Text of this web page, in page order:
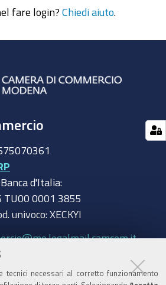
tecnici necessari al corretto funzionamento
fare login? Chiedi aiuto
d'Italia:
TU00 0001 3855
univoco: XECKYI